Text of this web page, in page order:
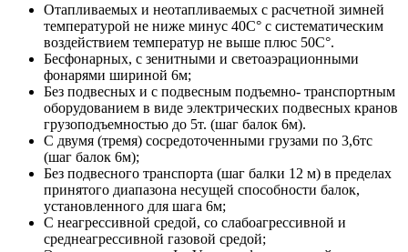
Отапливаемых и неотапливаемых с расчетной зимней
температурой не ниже минус 40С° с систематическим
воздействием температур не выше плюс 50С°.
Бесфонарных, с зенитными и светоаэрационными
фонарями шириной 6м;
Без подвесных и с подвесным подъемно- транспортным
оборудованием в виде электрических подвесных кранов
грузоподъемностью до 5т. (шаг балок 6м).
С двумя (тремя) сосредоточенными грузами по 3,6тс
(шаг балок 6м);
Без подвесного транспорта (шаг балки 12 м) в пределах
принятого диапазона несущей способности балок,
установленного для шага 6м;
С неагрессивной средой, со слабоагрессивной и
среднеагрессивной газовой средой;